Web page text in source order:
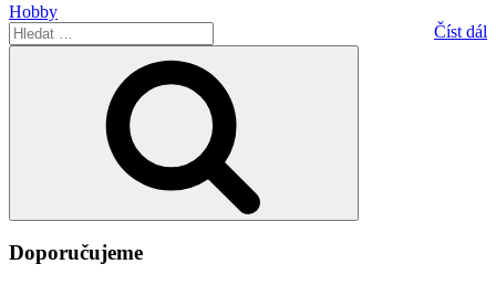
Hobby
Číst dál
Hledat:
Doporučujeme